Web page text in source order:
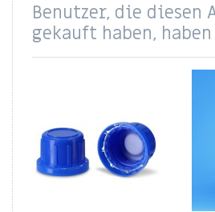
Benutzer, die diesen
gekauft haben,